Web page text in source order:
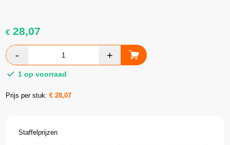
€ 28,07
1 op voorraad
Prijs per stuk:€28,07
Staffelprijzen